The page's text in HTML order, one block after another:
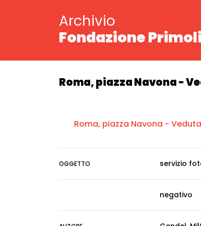
Archivio
Fondazione Primoli
Roma, piazza Navona -
Roma, piazza Navona -
OGGETTO servizio
negativo